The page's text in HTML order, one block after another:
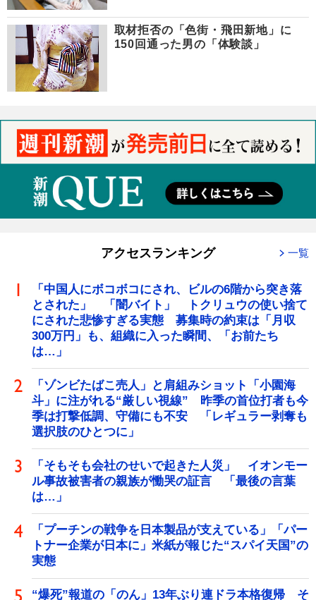
取材拒否の「色街・飛田新地」に
150回通った男の「体験談」
アクセスランキング 一覧
「中国人にボコボコにされ、ビルの6階から突き落
とされた」 「闇バイト」 トクリュウの使い捨て
にされた悲惨すぎる実態 募集時の約束は「月収
300万円」も、組織に入った瞬間、「お前たち
は…」
「ゾンビたばこ売人」と肩組みショット「小園海
斗」に注がれる“厳しい視線” 昨季の首位打者も今
季は打撃低調、守備にも不安 「レギュラー剥奪も
選択肢のひとつに」
「そもそも会社のせいで起きた人災」 イオンモー
ル事故被害者の親族が慟哭の証言 「最後の言葉
は…」
「プーチンの戦争を日本製品が支えている」「パー
トナー企業が日本に」米紙が報じた“スパイ天国”の
実態
“爆死”報道の「のん」13年ぶり連ドラ本格復帰 そ